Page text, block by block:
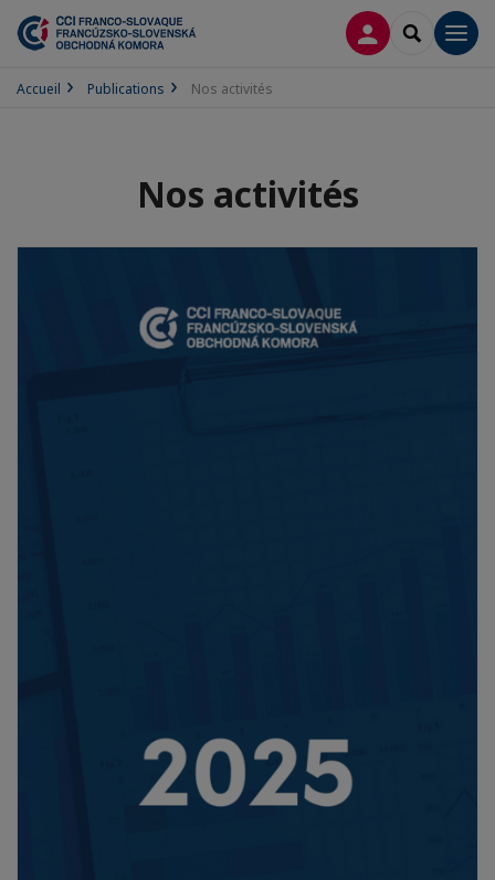
CONNEXION
Accueil Publications Nos activités
Nos activités